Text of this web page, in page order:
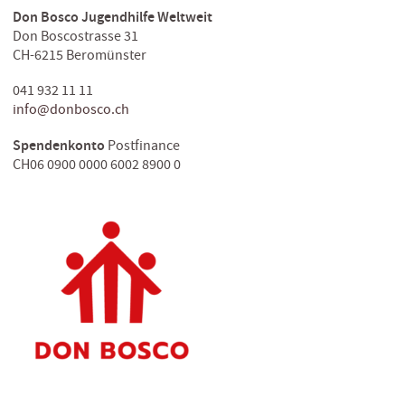
Don Bosco Jugendhilfe Weltweit
Don Boscostrasse 31
CH-6215 Beromünster
041 932 11 11
info@donbosco.ch
Spendenkonto Postfinance
CH06 0900 0000 6002 8900 0